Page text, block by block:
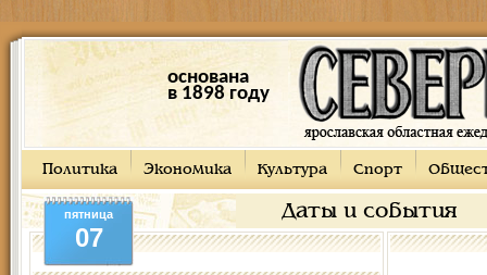
основана
в 1898 году
Политика Экономика Культура Спорт
Даты и события
пятница
07